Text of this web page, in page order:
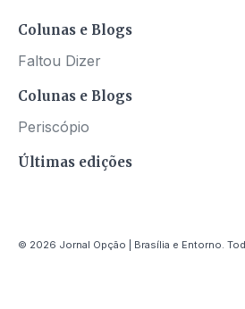
Colunas e Blogs
Faltou Dizer
Colunas e Blogs
Periscópio
Últimas edições
© 2026 Jornal Opção | Brasília e Entorno.